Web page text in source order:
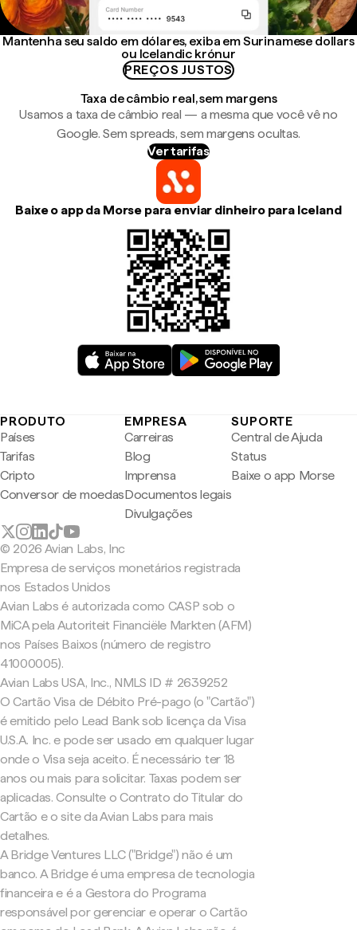
Mantenha seu saldo em dólares, exiba em Surinamese dollars
ou Icelandic krónur
PREÇOS JUSTOS
Taxa de câmbio real, sem margens
Usamos a taxa de câmbio real — a mesma que você vê no
Google. Sem spreads, sem margens ocultas.
Ver tarifas
Baixe o app da Morse para enviar dinheiro para Iceland
PRODUTO
Países
Tarifas
Cripto
Conversor de moedas
EMPRESA
Carreiras
Blog
Imprensa
Documentos legais
Divulgações
SUPORTE
Central de Ajuda
Status
Baixe o app Morse
© 2026 Avian Labs, Inc
Empresa de serviços monetários registrada
nos Estados Unidos
Avian Labs é autorizada como CASP sob o
MiCA pela Autoriteit Financiële Markten (AFM)
nos Países Baixos (número de registro
41000005).
Avian Labs USA, Inc., NMLS ID # 2639252
O Cartão Visa de Débito Pré-pago (o "Cartão")
é emitido pelo Lead Bank sob licença da Visa
U.S.A. Inc. e pode ser usado em qualquer lugar
onde o Visa seja aceito. É necessário ter 18
anos ou mais para solicitar. Taxas podem ser
aplicadas. Consulte o Contrato do Titular do
Cartão e o site da Avian Labs para mais
detalhes.
A Bridge Ventures LLC ("Bridge") não é um
banco. A Bridge é uma empresa de tecnologia
financeira e é a Gestora do Programa
responsável por gerenciar e operar o Cartão